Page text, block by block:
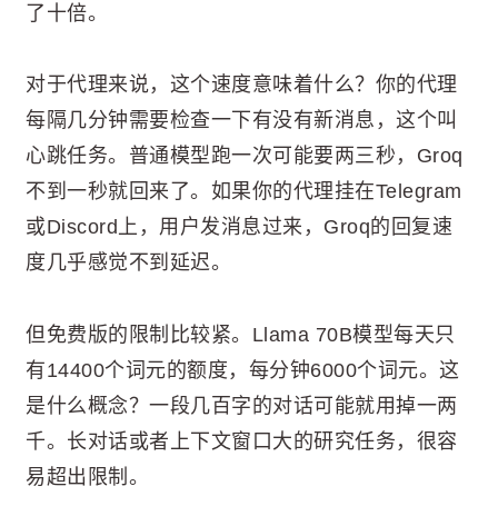
了十倍。
对于代理来说，这个速度意味着什么？你的代理
每隔几分钟需要检查一下有没有新消息，这个叫
心跳任务。普通模型跑一次可能要两三秒，Groq
不到一秒就回来了。如果你的代理挂在Telegram
或Discord上，用户发消息过来，Groq的回复速
度几乎感觉不到延迟。
但免费版的限制比较紧。Llama 70B模型每天只
有14400个词元的额度，每分钟6000个词元。这
是什么概念？一段几百字的对话可能就用掉一两
千。长对话或者上下文窗口大的研究任务，很容
易超出限制。